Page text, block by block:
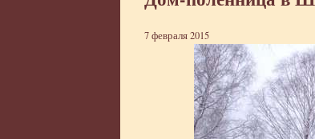
7 февраля 2015